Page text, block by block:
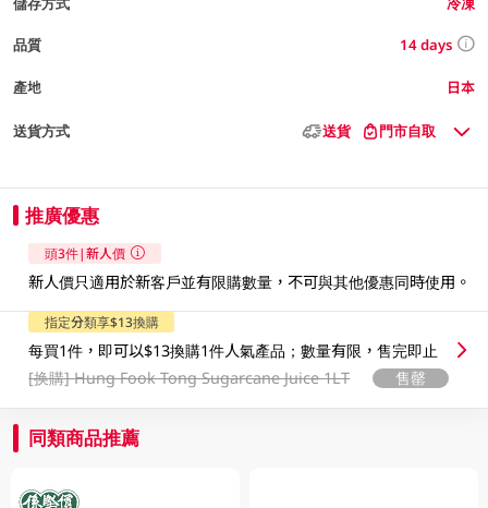
品質 14 days
產地 日本
送貨方式 送貨 門市自取
推廣優惠
頭3件|新人價
新人價只適用於新客戶並有限購數量，不可與其他優惠同時使用。​
指定分類享$13換購
每買1件，即可以$13換購1件人氣產品；數量有限，售完即止
[换購]Hung Fook Tong Sugarcane Juice 1LT 售罄
同類商品推薦